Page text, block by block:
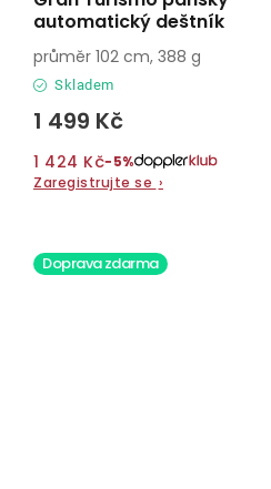
automatický deštník
Skladem
1 499 Kč
1 424 Kč−5%
Zaregistrujte se ›
průměr 102 cm, 388 g
Doprava zdarma